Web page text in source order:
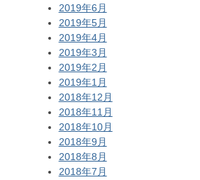
2019年6月
2019年5月
2019年4月
2019年3月
2019年2月
2019年1月
2018年12月
2018年11月
2018年10月
2018年9月
2018年8月
2018年7月